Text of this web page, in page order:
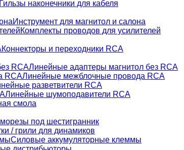
Гильзы наконечники для кабеля
Инструмент для магнитол и салона
Комплекты проводов для усилителей
Коннекторы и переходники RCA
Линейные адаптеры магнитол без RCA
Линейные межблочные провода RCA
разветвители RCA
Линейные шумоподавители RCA
смола
под шестигранник
/ грили для динамиков
Силовые аккумуляторные клеммы